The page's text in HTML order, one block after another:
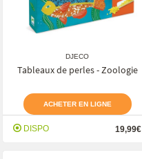
DJECO
Tableaux de perles - Zoologie
ACHETER EN LIGNE
DISPO 19,99€